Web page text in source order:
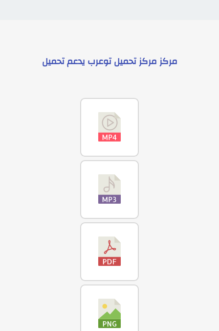
مركزمركز تحميل توعرب يدعمتحميل